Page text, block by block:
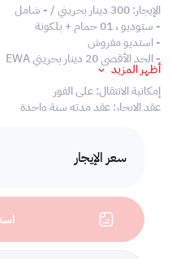
سعر الإيجار
الإيجار: 300 دينار بحريني / - شامل
- ستوديو ، 01 حمام + بلكونة
- استديو مفروش
- الحد الأقصى 20 دينار بحريني EWA
إمكانية الانتقال: على الفور
عقد الإيجار: عقد مدته سنة واحدة
- الدخول المباشر من الطريق السريع
- بالقرب من مركز الأعمال
منشأة:
أظهر المزيد